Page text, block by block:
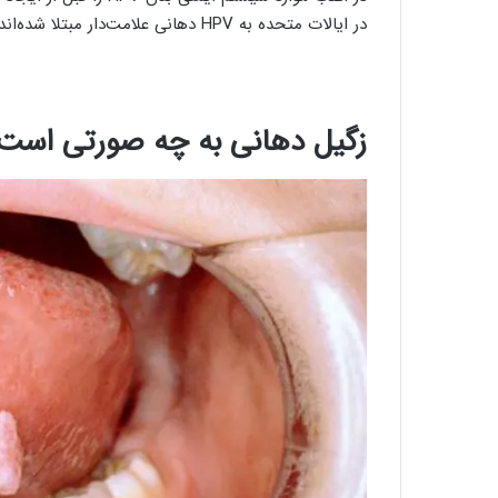
در ایالات متحده به HPV دهانی علامت‌دار مبتلا شده‌اند.
زگیل دهانی به چه صورتی